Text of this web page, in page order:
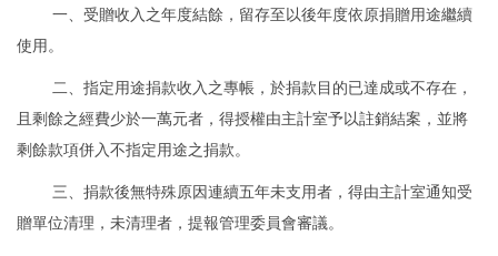
一、受贈收入之年度結餘，留存至以後年度依原捐贈用途繼續
使用。
二、指定用途捐款收入之專帳，於捐款目的已達成或不存在，
且剩餘之經費少於一萬元者，得授權由主計室予以註銷結案，並將
剩餘款項併入不指定用途之捐款。
三、捐款後無特殊原因連續五年未支用者，得由主計室通知受
贈單位清理，未清理者，提報管理委員會審議。